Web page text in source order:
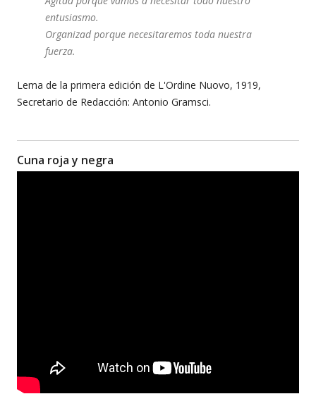
entusiasmo.
Organizad porque necesitaremos toda nuestra
fuerza.
Lema de la primera edición de L'Ordine Nuovo, 1919,
Secretario de Redacción: Antonio Gramsci.
Cuna roja y negra